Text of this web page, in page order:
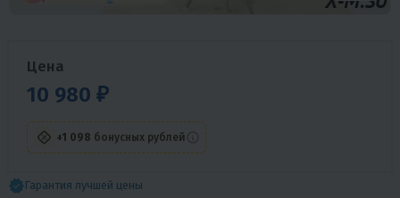
Гарантия лучшей цены
Цена
10 980 ₽
+1 098 бонусных рублей